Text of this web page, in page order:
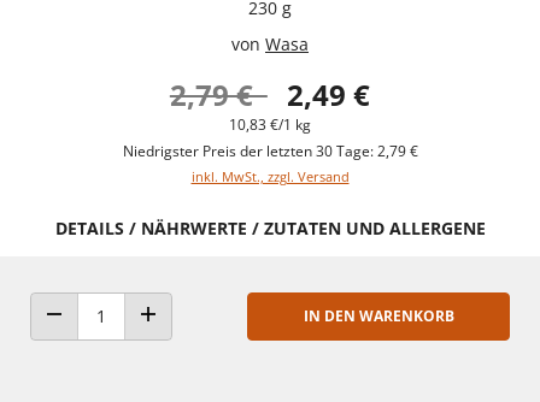
230 g
von Wasa
2,79 € 2,49 €
10,83 €/1 kg
Niedrigster Preis der letzten 30 Tage: 2,79 €
inkl. MwSt., zzgl. Versand
DETAILS / NÄHRWERTE / ZUTATEN UND ALLERGENE
ANZAHL VERRINGERNANZAHL ERHÖHEN
IN DEN WARENKORB